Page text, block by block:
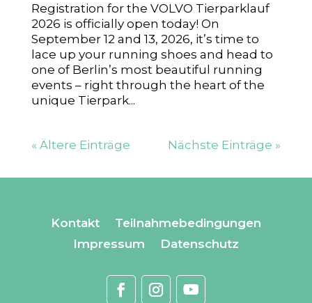
Registration for the VOLVO Tierparklauf
2026 is officially open today! On
September 12 and 13, 2026, it’s time to
lace up your running shoes and head to
one of Berlin’s most beautiful running
events – right through the heart of the
unique Tierpark...
« Ältere Einträge Nächste Einträge »
Kontakt
Teilnahmebedingungen
Impressum
Datenschutz